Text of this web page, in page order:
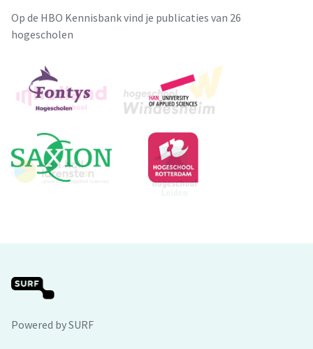
Op de HBO Kennisbank vind je publicaties van 26
hogescholen
Powered by SURF